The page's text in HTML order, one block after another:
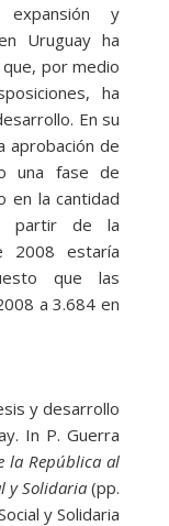
y
Uruguay ha
por medio
ha
En su
aprobación de
una fase de
en la cantidad
partir de la
2008 estaría
que las
a 3.684 en
y desarrollo
In P. Guerra
la República al
y Solidaria (pp.
y Solidaria